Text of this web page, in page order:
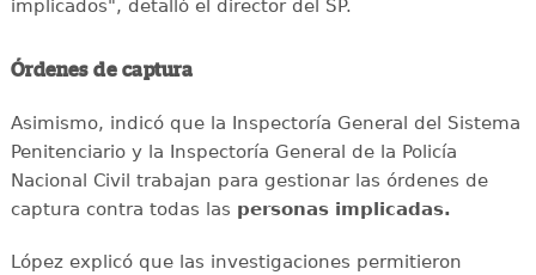
implicados", detalló el director del SP.
Órdenes de captura
Asimismo, indicó que la Inspectoría General del Sistema
Penitenciario y la Inspectoría General de la Policía
Nacional Civil trabajan para gestionar las órdenes de
captura contra todas las personas implicadas.
López explicó que las investigaciones permitieron